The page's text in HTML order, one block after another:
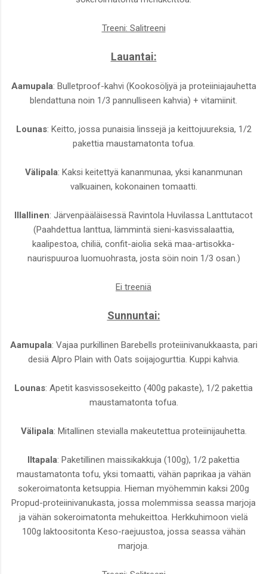
Treeni: Salitreeni
Lauantai:
Aamupala: Bulletproof-kahvi (Kookosöljyä ja proteiiniajauhetta
blendattuna noin 1/3 pannulliseen kahvia) + vitamiinit.
Lounas: Keitto, jossa punaisia linssejä ja keittojuureksia, 1/2
pakettia maustamatonta tofua.
Välipala: Kaksi keitettyä kananmunaa, yksi kananmunan
valkuainen, kokonainen tomaatti.
Illallinen: Järvenpääläisessä Ravintola Huvilassa Lanttutacot
(Paahdettua lanttua, lämmintä sieni-kasvissalaattia,
kaalipestoa, chiliä, confit-aiolia sekä maa-artisokka-
naurispuuroa luomuohrasta, josta söin noin 1/3 osan.)
Ei treeniä
Sunnuntai:
Aamupala: Vajaa purkillinen Barebells proteiinivanukkaasta, pari
desiä Alpro Plain with Oats soijajogurttia. Kuppi kahvia.
Lounas: Apetit kasvissosekeitto (400g pakaste), 1/2 pakettia
maustamatonta tofua.
Välipala: Mitallinen stevialla makeutettua proteiinijauhetta.
Iltapala: Paketillinen maissikakkuja (100g), 1/2 pakettia
maustamatonta tofu, yksi tomaatti, vähän paprikaa ja vähän
sokeroimatonta ketsuppia. Hieman myöhemmin kaksi 200g
Propud-proteiinivanukasta, jossa molemmissa seassa marjoja
ja vähän sokeroimatonta mehukeittoa. Herkkuhimoon vielä
100g laktoositonta Keso-raejuustoa, jossa seassa vähän
marjoja.